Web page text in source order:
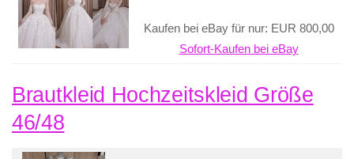
Kaufen bei eBay für nur: EUR 800,00
Sofort-Kaufen bei eBay
Brautkleid Hochzeitskleid Größe
46/48